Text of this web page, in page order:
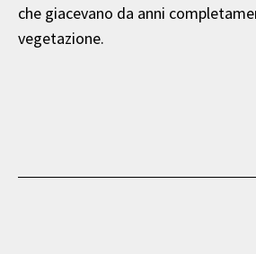
che giacevano da anni
vegetazione.